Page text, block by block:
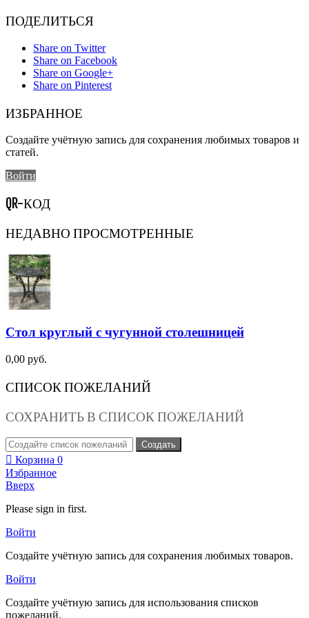
ПОДЕЛИТЬСЯ
Share on Twitter
Share on Facebook
Share on Google+
Share on Pinterest
ИЗБРАННОЕ
Создайте учётную запись для сохранения любимых товаров и
статей.
Войти
QR-КОД
НЕДАВНО ПРОСМОТРЕННЫЕ
Стол круглый с чугунной столешницей
0,00 руб.
СПИСОК ПОЖЕЛАНИЙ
СОХРАНИТЬ В СПИСОК ПОЖЕЛАНИЙ
Создать
Корзина 0
Избранное
Вверх
Please sign in first.
Войти
Создайте учётную запись для сохранения любимых товаров.
Войти
Создайте учётную запись для использования списков
пожеланий.